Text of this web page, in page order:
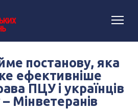
постанову, яка
ефективніше
ПЦУ і українців
Мінветеранів